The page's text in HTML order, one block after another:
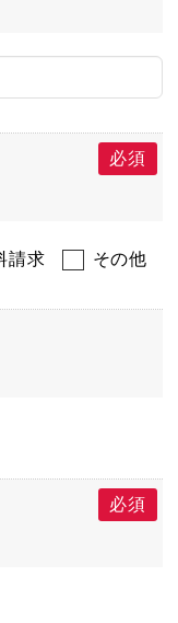
必須
請求 その他
必須